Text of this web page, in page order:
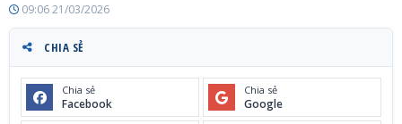
09:06 21/03/2026
CHIA SẺ
Chia sẻ
Facebook
Chia sẻ
Google